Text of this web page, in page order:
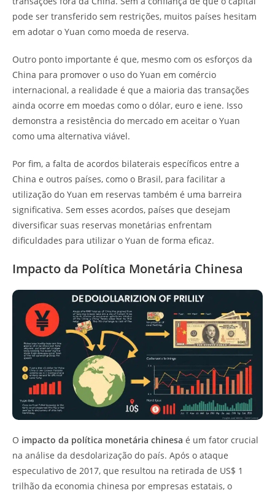
pode ser transferido sem restrições, muitos países hesitam
em adotar o Yuan como moeda de reserva.
Outro ponto importante é que, mesmo com os esforços da
China para promover o uso do Yuan em comércio
internacional, a realidade é que a maioria das transações
ainda ocorre em moedas como o dólar, euro e iene. Isso
demonstra a resistência do mercado em aceitar o Yuan
como uma alternativa viável.
Por fim, a falta de acordos bilaterais específicos entre a
China e outros países, como o Brasil, para facilitar a
utilização do Yuan em reservas também é uma barreira
significativa. Sem esses acordos, países que desejam
diversificar suas reservas monetárias enfrentam
dificuldades para utilizar o Yuan de forma eficaz.
Impacto da Política Monetária Chinesa
O impacto da política monetária chinesa é um fator crucial
na análise da desdolarização do país. Após o ataque
especulativo de 2017, que resultou na retirada de US$ 1
trilhão da economia chinesa por empresas estatais, o